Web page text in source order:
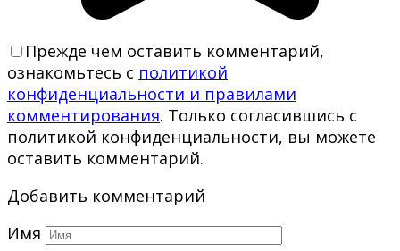
Прежде чем оставить комментарий,
ознакомьтесь с политикой
конфиденциальности и правилами
комментирования. Только согласившись с
политикой конфиденциальности, вы можете
оставить комментарий.
Добавить комментарий
Имя